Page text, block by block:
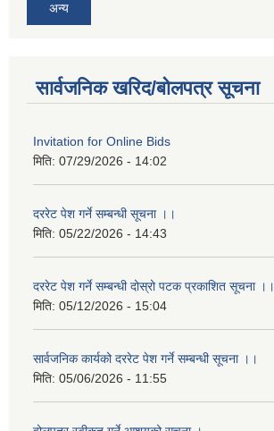
अन्य
सार्वजनिक खरिद/बोलपत्र सूचना
Invitation for Online Bids
मिति: 07/29/2026 - 14:02
दररेट पेश गर्ने सम्बन्धी सूचना ।।
मिति: 05/22/2026 - 14:43
दररेट पेश गर्ने सम्बन्धी दोस्रो पटक प्रकाशित सूचना ।।
मिति: 05/12/2026 - 15:04
सार्वजनिक कार्यको दररेट पेश गर्ने सम्बन्धी सूचना ।।
मिति: 05/06/2026 - 11:55